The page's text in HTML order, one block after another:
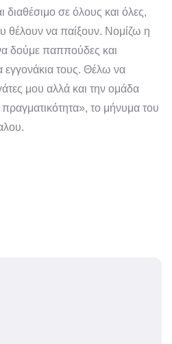
διαθέσιμο σε όλους και όλες,
θέλουν να παίξουν. Νομίζω η
δούμε παππούδες και
εγγονάκια τους. Θέλω να
μου αλλά και την ομάδα
το μήνυμα του